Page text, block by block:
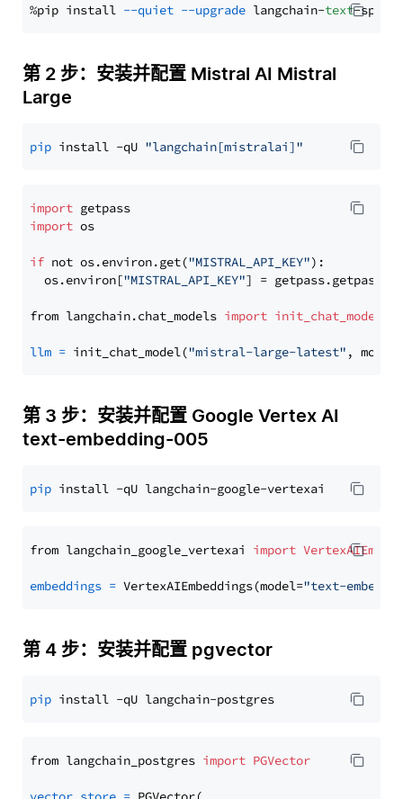
%pip install --quiet --upgrade langchain-text
第 2 步：安装并配置 Mistral AI Mistral
Large
pip install -qU "langchain[mistralai]"
import
import os
if not os.environ.get("MISTRAL_API_KEY"):
  os.environ[
"MISTRAL_API_KEY"] = getpass.getpass(
from langchain.chat_models import init_chat_model
llm = init_chat_model("mistral-large-latest" ,
第 3 步：安装并配置 Google Vertex AI
text-embedding-005
pip
from langchain_google_vertexai import
embeddings = VertexAIEmbeddings(model="text-
第 4 步：安装并配置 pgvector
pip
from langchain_postgres import PGVector